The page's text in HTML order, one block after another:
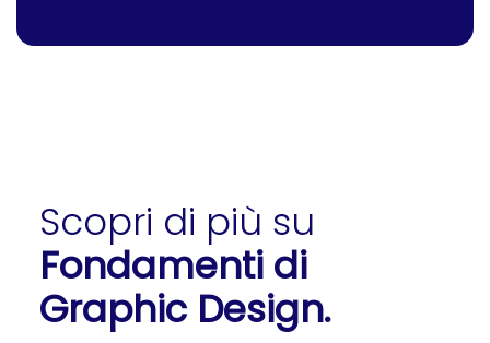
Scopri di più su
Fondamenti di
Graphic Design.